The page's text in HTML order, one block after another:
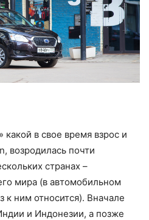
какой в свое время взрос и
возродилась почти
странах –
мира (в автомобильном
к ним относится). Вначале
и Индонезии, а позже